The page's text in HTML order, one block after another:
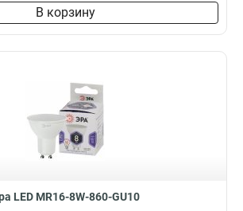
В корзину
LED MR16-8W-860-GU10